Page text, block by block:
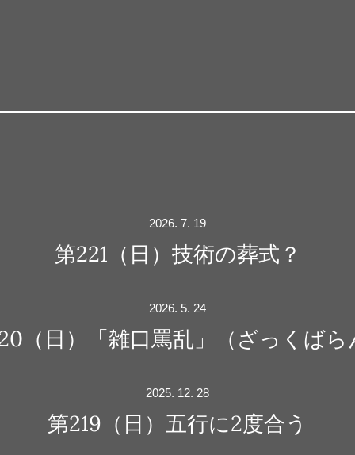
2026. 7. 19
第221（日）技術の葬式？
2026. 5. 24
（日）「雑口罵乱」（ざっくばら
2025. 12. 28
第219（日）五行に2度合う